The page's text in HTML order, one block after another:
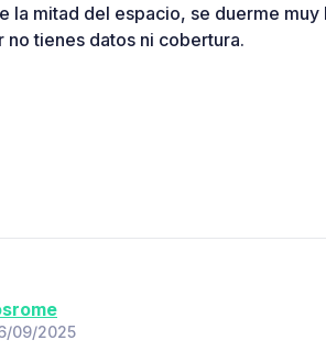
la mitad del espacio, se duerme muy
no tienes datos ni cobertura.
09/2025